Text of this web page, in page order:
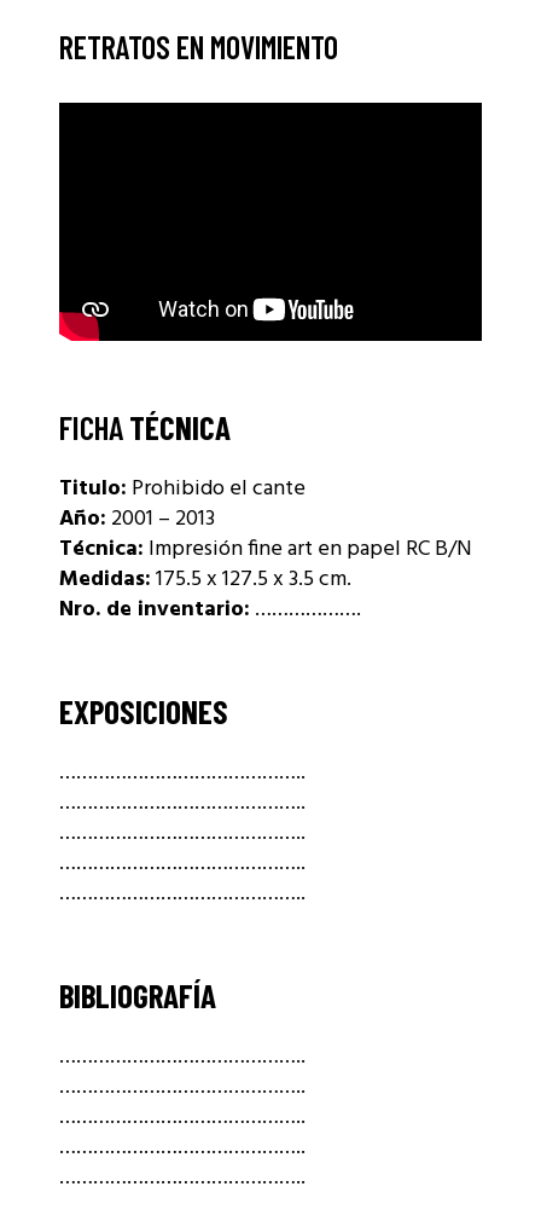
RETRATOS EN MOVIMIENTO
FICHATÉCNICA
Titulo: Prohibido el cante
Año: 2001 – 2013
Técnica: Impresión fine art en papel RC B/N
Medidas:175.5 x 127.5 x 3.5 cm.
Nro. de inventario: ……………….
EXPOSICIONES
……………………………………..
……………………………………..
……………………………………..
……………………………………..
……………………………………..
BIBLIOGRAFÍA
……………………………………..
……………………………………..
……………………………………..
……………………………………..
……………………………………..